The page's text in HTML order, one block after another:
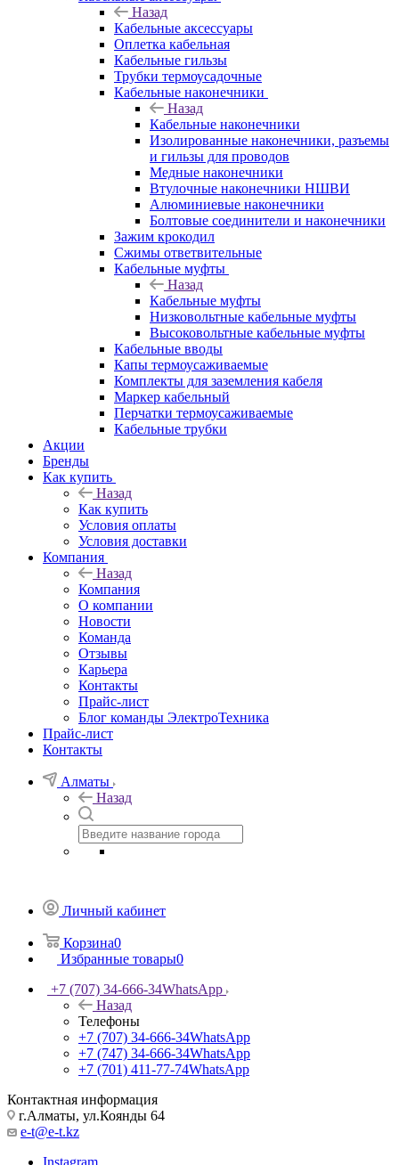
Назад
Кабельные аксессуары
Оплетка кабельная
Кабельные гильзы
Трубки термоусадочные
Кабельные наконечники
Назад
Кабельные наконечники
Изолированные наконечники, разъемы
и гильзы для проводов
Медные наконечники
Втулочные наконечники НШВИ
Алюминиевые наконечники
Болтовые соединители и наконечники
Зажим крокодил
Сжимы ответвительные
Кабельные муфты
Назад
Кабельные муфты
Низковольтные кабельные муфты
Высоковольтные кабельные муфты
Кабельные вводы
Капы термоусаживаемые
Комплекты для заземления кабеля
Маркер кабельный
Перчатки термоусаживаемые
Кабельные трубки
Акции
Бренды
Как купить
Назад
Как купить
Условия оплаты
Условия доставки
Компания
Назад
Компания
О компании
Новости
Команда
Отзывы
Карьера
Контакты
Прайс-лист
Блог команды ЭлектроТехника
Прайс-лист
Контакты
Алматы
Назад
Личный кабинет
Корзина0
Избранные товары0
+7 (707) 34-666-34WhatsApp
Назад
Телефоны
+7 (707) 34-666-34WhatsApp
+7 (747) 34-666-34WhatsApp
+7 (701) 411-77-74WhatsApp
Контактная информация
г.Алматы, ул.Коянды 64
e-t@e-t.kz
Instagram